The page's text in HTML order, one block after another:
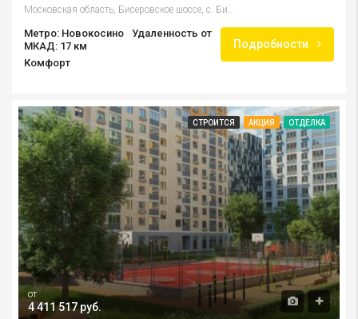
Московская область, Бисеровское шоссе, с. Бисерово
Метро: Новокосино
Удаленность от
МКАД: 17 км
Комфорт
Подробности
СТРОИТСЯ АКЦИЯ ОТДЕЛКА
от
4 411 517 руб.